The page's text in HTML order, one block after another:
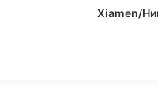
Xiamen/